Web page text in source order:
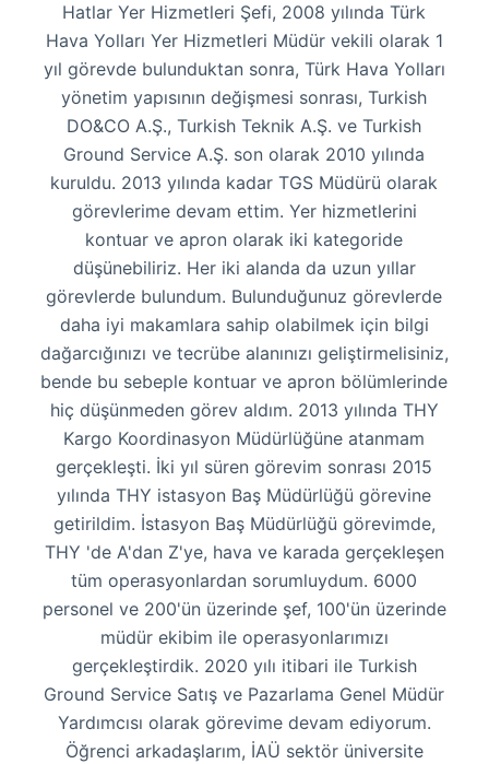
Hatlar Yer Hizmetleri Şefi, 2008 yılında Türk
Hava Yolları Yer Hizmetleri Müdür vekili olarak 1
yıl görevde bulunduktan sonra, Türk Hava Yolları
yönetim yapısının değişmesi sonrası, Turkish
DO&CO A.Ş., Turkish Teknik A.Ş. ve Turkish
Ground Service A.Ş. son olarak 2010 yılında
kuruldu. 2013 yılında kadar TGS Müdürü olarak
görevlerime devam ettim. Yer hizmetlerini
kontuar ve apron olarak iki kategoride
düşünebiliriz. Her iki alanda da uzun yıllar
görevlerde bulundum. Bulunduğunuz görevlerde
daha iyi makamlara sahip olabilmek için bilgi
dağarcığınızı ve tecrübe alanınızı geliştirmelisiniz,
bende bu sebeple kontuar ve apron bölümlerinde
hiç düşünmeden görev aldım. 2013 yılında THY
Kargo Koordinasyon Müdürlüğüne atanmam
gerçekleşti. İki yıl süren görevim sonrası 2015
yılında THY istasyon Baş Müdürlüğü görevine
getirildim. İstasyon Baş Müdürlüğü görevimde,
THY 'de A'dan Z'ye, hava ve karada gerçekleşen
tüm operasyonlardan sorumluydum. 6000
personel ve 200'ün üzerinde şef, 100'ün üzerinde
müdür ekibim ile operasyonlarımızı
gerçekleştirdik. 2020 yılı itibari ile Turkish
Ground Service Satış ve Pazarlama Genel Müdür
Yardımcısı olarak görevime devam ediyorum.
Öğrenci arkadaşlarım, İAÜ sektör üniversite